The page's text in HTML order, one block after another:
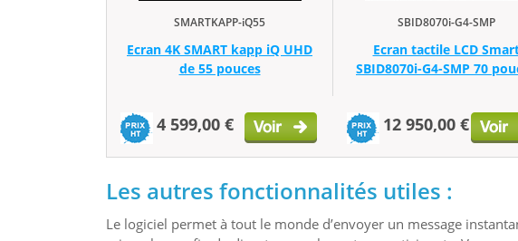
SMARTKAPP-iQ55
Ecran 4K SMART kapp iQ UHD
de 55 pouces
4 599,00 €
SBID8070i-G4-SMP
Ecran tactile LCD
SBID8070i-G4-SMP 70
12 950,00 €
Les autres fonctionnalités utiles :
Le logiciel permet à tout le monde d’envoyer un message